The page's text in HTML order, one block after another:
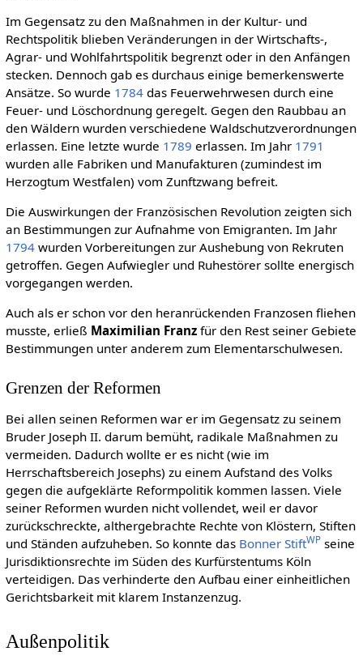
Im Gegensatz zu den Maßnahmen in der Kultur- und
Rechtspolitik blieben Veränderungen in der Wirtschafts-,
Agrar- und Wohlfahrtspolitik begrenzt oder in den Anfängen
stecken. Dennoch gab es durchaus einige bemerkenswerte
Ansätze. So wurde 1784das Feuerwehrwesen durch eine
Feuer- und Löschordnung geregelt. Gegen den Raubbau an
den Wäldern wurden verschiedene Waldschutzverordnungen
erlassen. Eine letzte wurde 1789 erlassen. Im Jahr 1791
wurden alle Fabriken und Manufakturen (zumindest im
Herzogtum Westfalen) vom Zunftzwang befreit.
Die Auswirkungen der Französischen Revolution zeigten sich
an Bestimmungen zur Aufnahme von Emigranten. Im Jahr
1794wurden Vorbereitungen zur Aushebung von Rekruten
getroffen. Gegen Aufwiegler und Ruhestörer sollte energisch
vorgegangen werden.
Auch als er schon vor den heranrückenden Franzosen fliehen
musste, erließ Maximilian Franzfür den Rest seiner Gebiete
Bestimmungen unter anderem zum Elementarschulwesen.
Grenzen der Reformen
Bei allen seinen Reformen war er im Gegensatz zu seinem
Bruder Joseph II. darum bemüht, radikale Maßnahmen zu
vermeiden. Dadurch wollte er es nicht (wie im
Herrschaftsbereich Josephs) zu einem Aufstand des Volks
gegen die aufgeklärte Reformpolitik kommen lassen. Viele
seiner Reformen wurden nicht vollendet, weil er davor
zurückschreckte, althergebrachte Rechte von Klöstern, Stiften
und Ständen aufzuheben. So konnte das Bonner StiftWPseine
Jurisdiktionsrechte im Süden des Kurfürstentums Köln
verteidigen. Das verhinderte den Aufbau einer einheitlichen
Gerichtsbarkeit mit klarem Instanzenzug.
Außenpolitik